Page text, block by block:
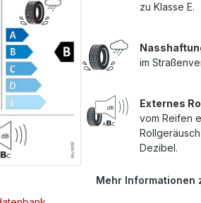
zu Klasse E.
im
Externes
vom Reifen
Dezibel.
Mehr Informationen